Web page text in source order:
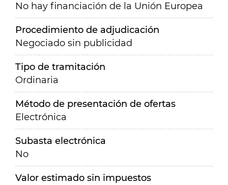
No hay financiación de la Unión Europea
Procedimiento de adjudicación
Negociado sin publicidad
Tipo de tramitación
Ordinaria
Método de presentación de ofertas
Electrónica
Subasta electrónica
No
Valor estimado sin impuestos